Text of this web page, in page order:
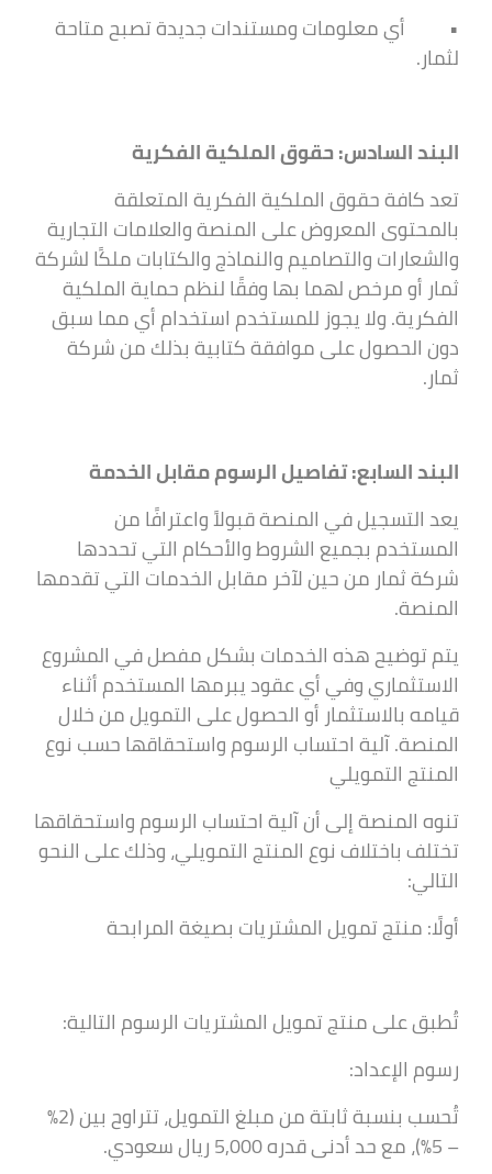
• أي معلومات ومستندات جديدة تصبح متاحة
لثمار.
البند السادس: حقوق الملكية الفكرية
تعد كافة حقوق الملكية الفكرية المتعلقة
بالمحتوى المعروض على المنصة والعلامات التجارية
والشعارات والتصاميم والنماذج والكتابات ملكًا لشركة
ثمار أو مرخص لهما بها وفقًا لنظم حماية الملكية
الفكرية. ولا يجوز للمستخدم استخدام أي مما سبق
دون الحصول على موافقة كتابية بذلك من شركة
ثمار.
البند السابع: تفاصيل الرسوم مقابل الخدمة
يعد التسجيل في المنصة قبولاً واعترافًا من
المستخدم بجميع الشروط والأحكام التي تحددها
شركة ثمار من حين لآخر مقابل الخدمات التي تقدمها
المنصة.
يتم توضيح هذه الخدمات بشكل مفصل في المشروع
الاستثماري وفي أي عقود يبرمها المستخدم أثناء
قيامه بالاستثمار أو الحصول على التمويل من خلال
المنصة. آلية احتساب الرسوم واستحقاقها حسب نوع
المنتج التمويلي
تنوه المنصة إلى أن آلية احتساب الرسوم واستحقاقها
تختلف باختلاف نوع المنتج التمويلي، وذلك على النحو
التالي:
أولًا: منتج تمويل المشتريات بصيغة المرابحة
تُطبق على منتج تمويل المشتريات الرسوم التالية:
رسوم الإعداد:
تُحسب بنسبة ثابتة من مبلغ التمويل، تتراوح بين (2%
– 5%)، مع حد أدنى قدره 5,000 ريال سعودي.